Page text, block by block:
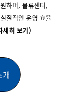
하며, 물류센터,
질적인 운영 효율
세히 보기)